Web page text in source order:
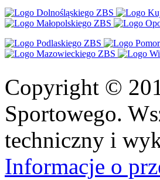
Copyright ©
Sportowego.
techniczny i
Informacje o